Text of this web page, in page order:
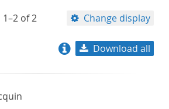
1–2 of2 Change display
Download all